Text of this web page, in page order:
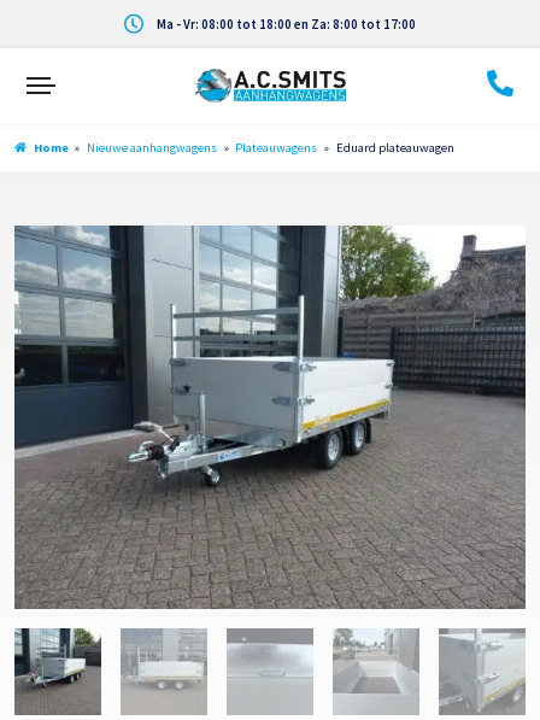
Ma - Vr: 08:00 tot 18:00 en Za: 8:00 tot 17:00
Home » Nieuwe aanhangwagens » Plateauwagens » Eduard plateauwagen